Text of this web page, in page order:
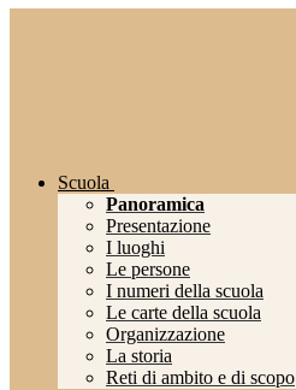
Scuola
Panoramica
Presentazione
I luoghi
Le persone
I numeri della scuola
Le carte della scuola
Organizzazione
La storia
Reti di ambito e di scopo